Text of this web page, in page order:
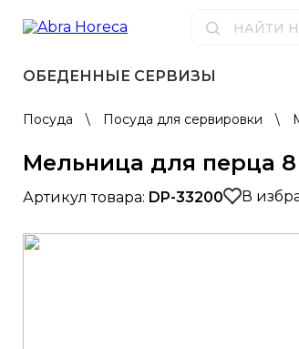
ОБЕДЕННЫЕ СЕРВИЗЫ
Посуда \ Посуда для сервировки \
Мельница для перца
Артикул товара: DP-33200 В